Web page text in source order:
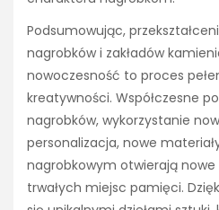
Podsumowując,
nagrobków i zakładów
nowoczesność to proces
kreatywności. Współczesne
nagrobków, wykorzystanie
personalizacja, nowe
nagrobkowym otwierają
trwałych miejsc pamięci.